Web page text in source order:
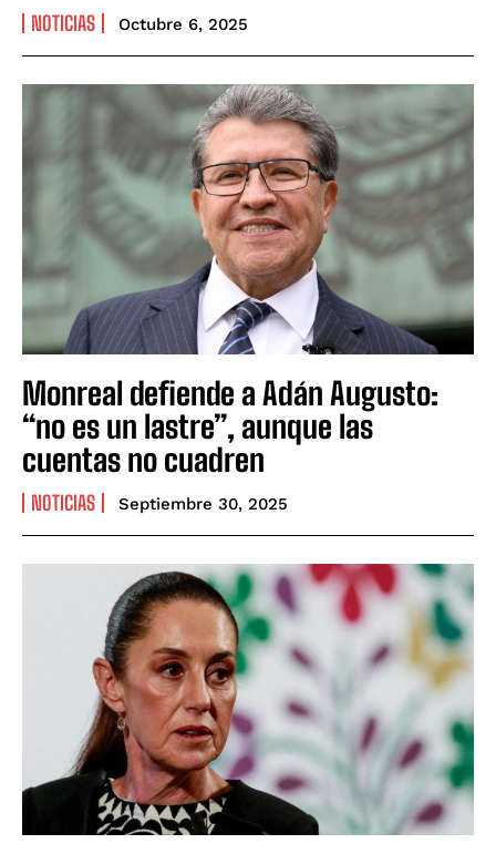
NOTICIAS Octubre 6, 2025
Monreal defiende a Adán Augusto:
“no es un lastre”, aunque las
cuentas no cuadren
NOTICIAS Septiembre 30, 2025